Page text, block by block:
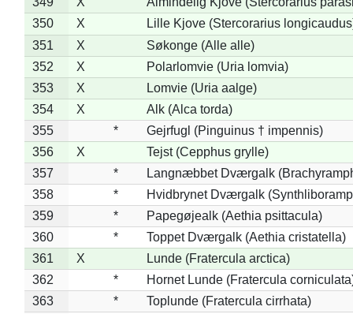
350
X
Lille Kjove (Stercorarius
351
X
Søkonge (Alle alle)
352
X
Polarlomvie (Uria lomvia)
353
X
Lomvie (Uria aalge)
354
X
Alk (Alca torda)
355
*
Gejrfugl (Pinguinus † impennis)
356
X
Tejst (Cepphus grylle)
357
*
Langnæbbet Dværgalk
358
*
Hvidbrynet Dværgalk
359
*
Papegøjealk (Aethia psittacula)
360
*
Toppet Dværgalk (Aethia cristatella)
361
X
Lunde (Fratercula arctica)
362
*
Hornet Lunde (Fratercula
363
*
Toplunde (Fratercula cirrhata)